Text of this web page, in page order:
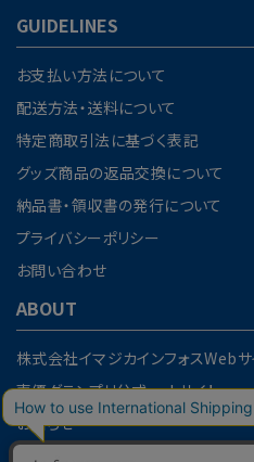
GUIDELINES
お支払い方法について
配送方法・送料について
特定商取引法に基づく表記
グッズ商品の返品交換について
納品書・領収書の発行について
プライバシーポリシー
お問い合わせ
ABOUT
株式会社イマジカインフォスWebサ
声優グランプリ公式webサイト
お知らせ